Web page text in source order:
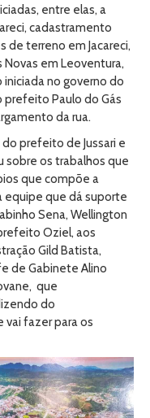
entre elas, a
cadastramento
de terreno em Jacareci,
Novas em Leoventura,
no governo do
Paulo do Gás
da rua.
prefeito de Jussari e
sobre os trabalhos que
que compõe a
equipe que dá suporte
Sena, Wellington
Oziel, aos
Gild Batista,
de Gabinete Alino
que
do
vai fazer para os